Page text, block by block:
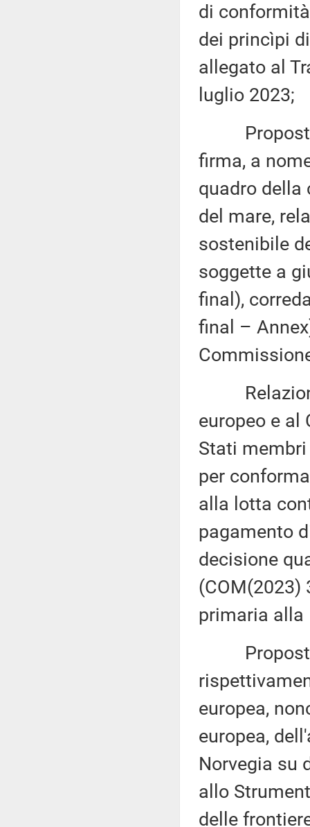
di
dei princìpi
allegato al
luglio 2023;
Proposta
firma, a
quadro della
del mare,
sostenibile
soggette a
final),
final –
Relazione
europeo e al
Stati
per
alla lotta
pagamento
decisione
(COM(2023)
primaria alla
Proposte
europea,
europea,
Norvegia su
allo
delle